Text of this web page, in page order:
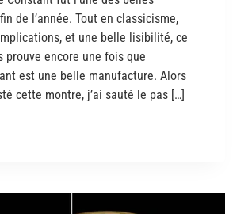
de l’année. Tout en classicisme,
et une belle lisibilité, ce
prouve encore une fois que
est une belle manufacture. Alors
cette montre, j’ai sauté le pas […]